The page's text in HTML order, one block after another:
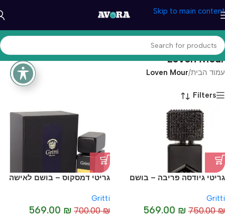
Skip to main content
Loven Mour
עמוד הבית/
Loven Mour
Filters
גריטי גיודסה פריבה – בושם
Prive
Gritti
750.00₪
569.00 ₪
גריטי דמסקוס – בושם לאישה
Gritti
700.00₪
569.00 ₪